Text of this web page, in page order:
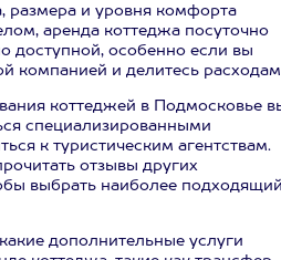
размера и уровня комфорта
аренда коттеджа посуточно
доступной, особенно если вы
компанией и делитесь
коттеджей в Подмосковье
специализированными
к туристическим агентствам.
отзывы других
выбрать наиболее
дополнительные услуги